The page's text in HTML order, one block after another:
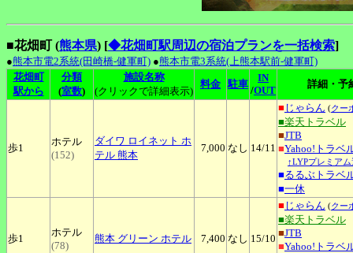
■花畑町 (熊本県) [◆花畑町駅周辺の宿泊プランを一括検索]
●熊本市電2系統(田崎橋-健軍町) ●熊本市電3系統(上熊本駅前-健軍町)
花畑町
駅から
分類
(室数)
施設名称
(クリックで詳細表示)
料金 駐車
IN
/OUT
詳細・予
歩1
ホテル
(152)
ダイワ ロイネット ホ
テル 熊本
7,000 なし 14/11
■ じゃらん (クー
■楽天トラベル
■JTB
■Yahoo!トラベ
↑LYPプレミア
■るるぶトラベ
■一休
歩1
ホテル
(78)
熊本 グリーン ホテル 7,400 なし 15/10
■ じゃらん (クー
■楽天トラベル
■JTB
■Yahoo!トラベ